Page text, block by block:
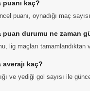
puanı kaç?
puanı, oynadığı maç
puan durumu ne zaman
lig maçları
kaç?
ve yediği gol sayısı ile